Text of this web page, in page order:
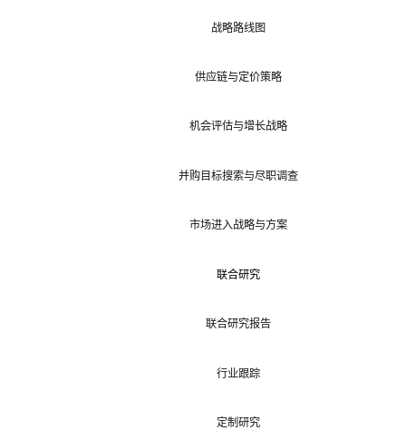
战略路线图
供应链与定价策略
机会评估与增长战略
并购目标搜索与尽职调查
市场进入战略与方案
联合研究
联合研究报告
行业跟踪
定制研究